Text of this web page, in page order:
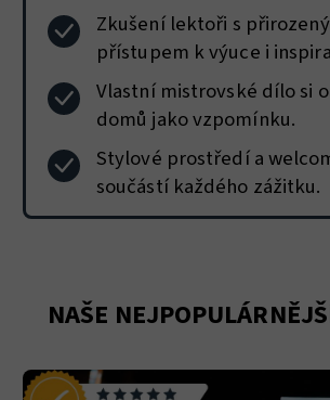
Zkušení lektoři s
přístupem k výuce i
Vlastní mistrovské dílo si
domů jako vzpomínku.
Stylové prostředí a
součástí každého zážitku.
NAŠE